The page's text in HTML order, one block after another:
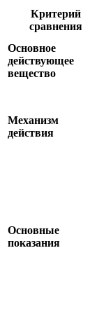
Критерий
сравнения
Основное
действующее
вещество
Механизм
действия
Основные
показания